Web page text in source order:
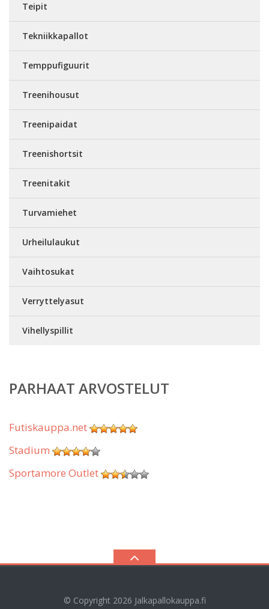
Teipit
Tekniikkapallot
Temppufiguurit
Treenihousut
Treenipaidat
Treenishortsit
Treenitakit
Turvamiehet
Urheilulaukut
Vaihtosukat
Verryttelyasut
Vihellyspillit
PARHAAT ARVOSTELUT
Futiskauppa.net
Stadium
Sportamore Outlet
© Copyright 2026 Jalkapallokauppa.fi